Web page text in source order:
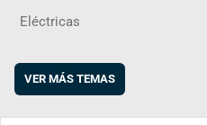
Eléctricas
VER MÁS TEMAS